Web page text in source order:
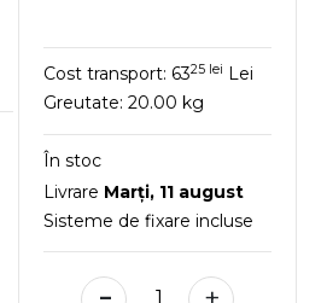
Cost transport: 6325 lei Lei
Greutate:20.00 kg
În stoc
Livrare Marţi, 11 august
Sisteme de fixare incluse